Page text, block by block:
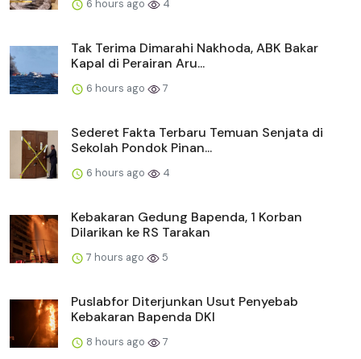
6 hours ago 4
Tak Terima Dimarahi Nakhoda, ABK Bakar
Kapal di Perairan Aru...
6 hours ago 7
Sederet Fakta Terbaru Temuan Senjata di
Sekolah Pondok Pinan...
6 hours ago 4
Kebakaran Gedung Bapenda, 1 Korban
Dilarikan ke RS Tarakan
7 hours ago 5
Puslabfor Diterjunkan Usut Penyebab
Kebakaran Bapenda DKI
8 hours ago 7